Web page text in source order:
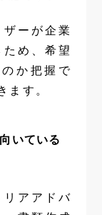
ーが企業
め、希望
か把握で
ます。
いている
アアドバ